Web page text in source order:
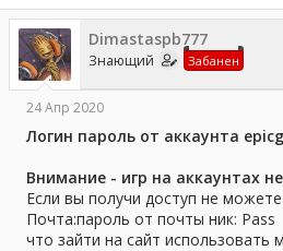
т
е
м
ы
а
ч
а
л
Dimastaspb777
Знающий Забанен
24 Апр 2020
Логин пароль от аккаунта
Внимание - игр на аккаунтах
Если вы получи доступ не
Почта:пароль от почты ник: Pass
что зайти на сайт использовать